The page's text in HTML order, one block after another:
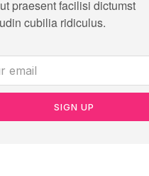
praesent facilisi dictumst
cubilia ridiculus.
SIGN UP